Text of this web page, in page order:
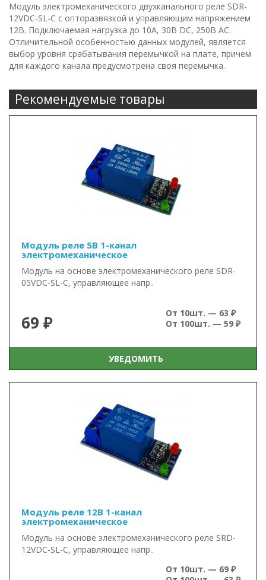
Модуль электромеханического двухканального реле SDR-
12VDC-SL-C с опторазвязкой и управляющим напряжением
12В. Подключаемая нагрузка до 10А, 30В DC, 250В AC.
Отличительной особенностью данных модулей, является
выбор уровня срабатывания перемычкой на плате, причем
для каждого канала предусмотрена своя перемычка.
Рекомендуемые товары
Модуль реле 5В 1-канал
электромеханическое
Модуль на основе электромеханического реле SDR-
05VDC-SL-C, управляющее напр..
69 ₽
От 10шт. — 63 ₽
От 100шт. — 59 ₽
УВЕДОМИТЬ
Модуль реле 12В 1-канал
электромеханическое
Модуль на основе электромеханического реле SRD-
12VDC-SL-C, управляющее напр..
От 10шт. — 69 ₽